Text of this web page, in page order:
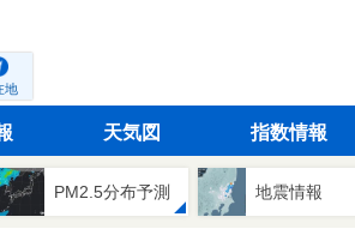
地
天気図 指数情報
PM2.5分布予測 地震情報